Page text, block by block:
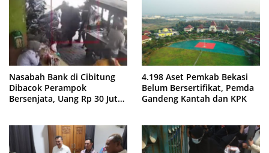
Nasabah Bank di Cibitung
Dibacok Perampok
Bersenjata, Uang Rp 30 Juta
4.198 Aset Pemkab Bekasi
Belum Bersertifikat, Pemda
Gandeng Kantah dan KPK